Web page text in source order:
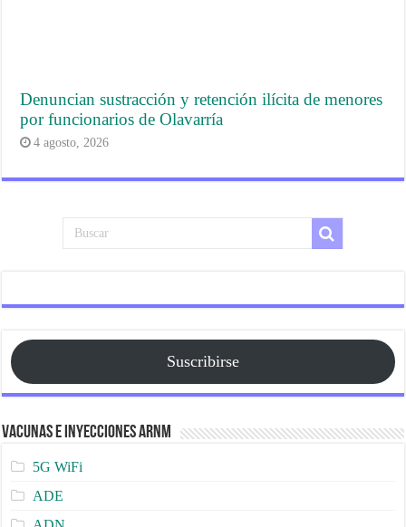
Denuncian sustracción y retención ilícita de menores
por funcionarios de Olavarría
4 agosto, 2026
Suscribirse
Vacunas e Inyecciones ARNm
5G WiFi
ADE